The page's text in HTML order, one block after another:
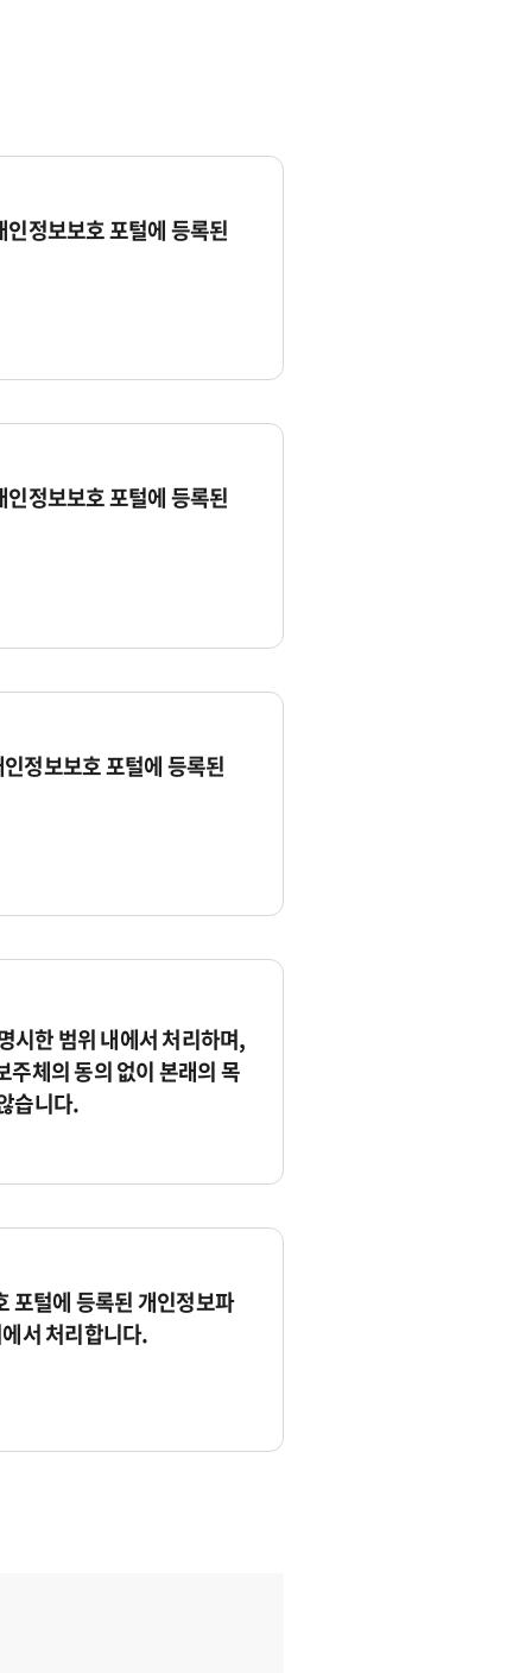
정보보호 포털에 등록된
정보보호 포털에 등록된
정보보호 포털에 등록된
시한 범위 내에서 처리하며,
체의 동의 없이 본래의 목
습니다.
포털에 등록된 개인정보파
서 처리합니다.